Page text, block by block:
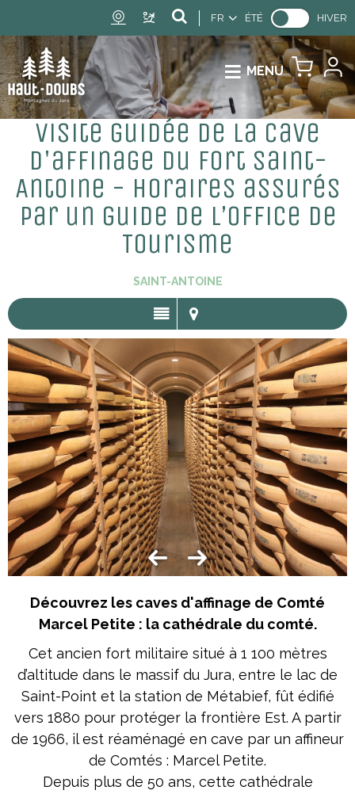
FR ÉTÉ HIVER
MENU
Visite guidée de la cave
d'affinage du Fort Saint-
Antoine - Horaires assurés
par un guide de l’Office de
Tourisme
SAINT-ANTOINE
Découvrez les caves d'affinage de Comté
Marcel Petite : la cathédrale du comté.
Cet ancien fort militaire situé à 1 100 mètres
d’altitude dans le massif du Jura, entre le lac de
Saint-Point et la station de Métabief, fût édifié
vers 1880 pour protéger la frontière Est. A partir
de 1966, il est réaménagé en cave par un affineur
de Comtés : Marcel Petite.
Depuis plus de 50 ans, cette cathédrale